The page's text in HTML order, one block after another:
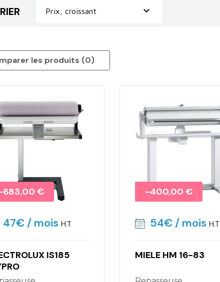
Prix, croissant 
les produits (0)‎
! €
47€/ mois H.T
IS185
Promo !
-400,00 €
54€/ mois H.T
MIELE HM 16-83